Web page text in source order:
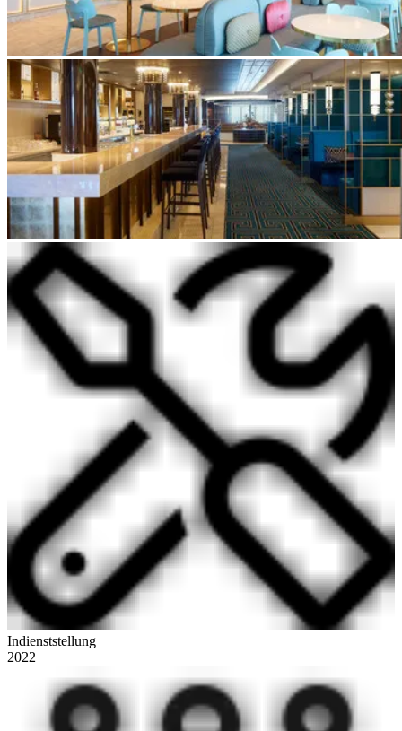
Indienststellung
2022